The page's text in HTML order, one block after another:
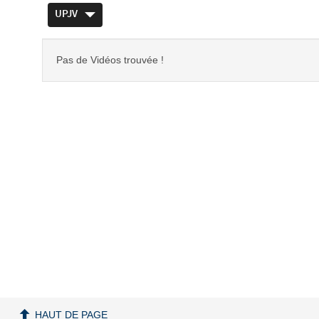
UPJV
Pas de Vidéos trouvée !
HAUT DE PAGE